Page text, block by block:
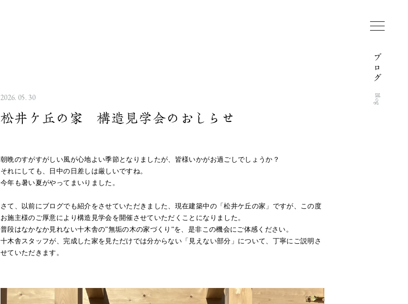
ブ
ロ
グ
Blog
2026. 05. 30
松井ケ丘の家 構造見学会のおしらせ
朝晩のすがすがしい風が心地よい季節となりましたが、皆様いかがお過ごしでしょうか？
それにしても、日中の日差しは厳しいですね。
今年も暑い夏がやってまいりました。
さて、以前にブログでも紹介をさせていただきました、現在建築中の「松井ケ丘の家」ですが、この度
お施主様のご厚意により構造見学会を開催させていただくことになりました。
普段はなかなか見れない十木舎の”無垢の木の家づくり”を、是非この機会にご体感ください。
十木舎スタッフが、完成した家を見ただけでは分からない「見えない部分」について、丁寧にご説明さ
せていただきます。